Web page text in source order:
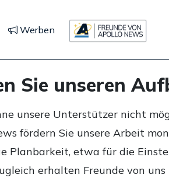
Werben
Sie unseren
unsere Unterstützer nicht
fördern Sie unsere Arbeit
Planbarkeit, etwa für die
erhalten Freunde von uns